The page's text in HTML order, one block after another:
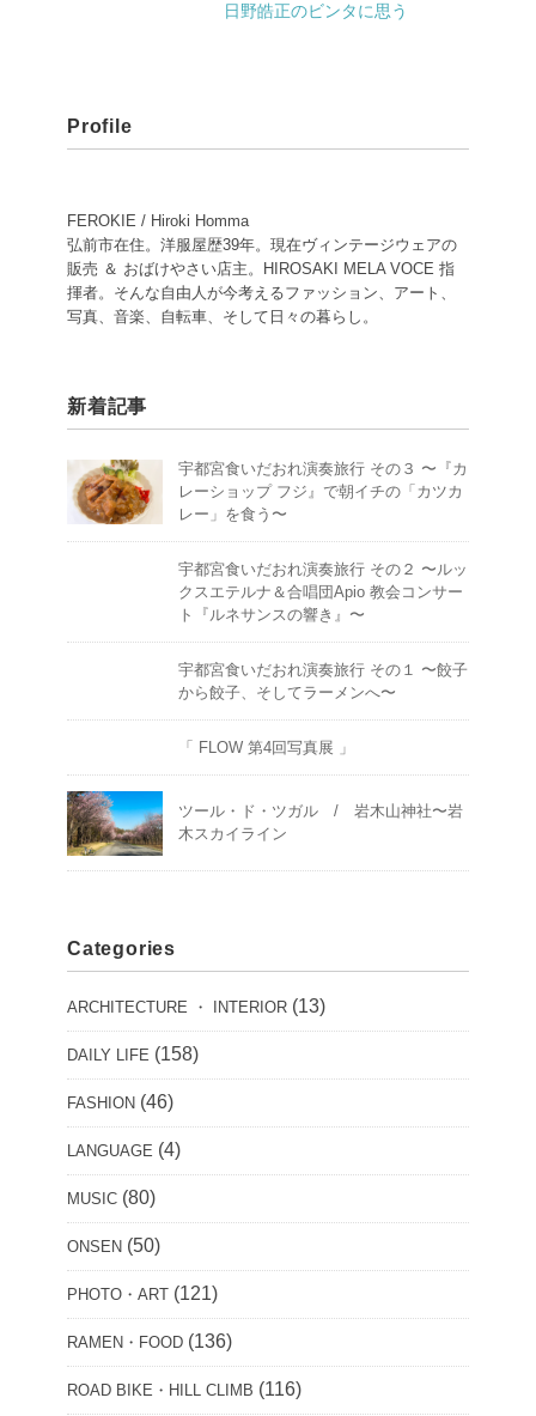
日野皓正のビンタに思う
Profile
FEROKIE / Hiroki Homma
弘前市在住。洋服屋歴39年。現在ヴィンテージウェアの
販売 ＆ おばけやさい店主。HIROSAKI MELA VOCE 指
揮者。そんな自由人が今考えるファッション、アート、
写真、音楽、自転車、そして日々の暮らし。
新着記事
宇都宮食いだおれ演奏旅行 その３ 〜『カ
レーショップ フジ』で朝イチの「カツカ
レー」を食う〜
宇都宮食いだおれ演奏旅行 その２ 〜ルッ
クスエテルナ＆合唱団Apio 教会コンサー
ト『ルネサンスの響き』〜
宇都宮食いだおれ演奏旅行 その１ 〜餃子
から餃子、そしてラーメンへ〜
「 FLOW 第4回写真展 」
ツール・ド・ツガル / 岩木山神社〜岩
木スカイライン
Categories
ARCHITECTURE ・ INTERIOR (13)
DAILY LIFE (158)
FASHION (46)
LANGUAGE (4)
MUSIC (80)
ONSEN (50)
PHOTO・ART (121)
RAMEN・FOOD (136)
ROAD BIKE・HILL CLIMB (116)